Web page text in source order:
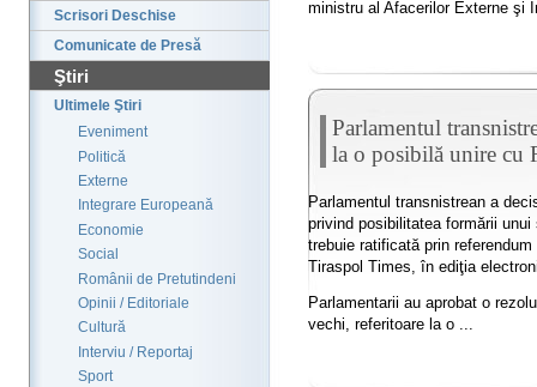
Scrisori Deschise
Comunicate de Presă
Ştiri
Ultimele Ştiri
Eveniment
Politică
Externe
Integrare Europeană
Economie
Social
Românii de Pretutindeni
Opinii / Editoriale
Cultură
Interviu / Reportaj
Sport
ministru al Afacerilor Externe şi
Parlamentul
la o posibilă unire cu
Parlamentul transnistrean a
privind posibilitatea formării
trebuie ratificată prin
Tiraspol Times, în ediţia
Parlamentarii au aprobat o
vechi, referitoare la o ...